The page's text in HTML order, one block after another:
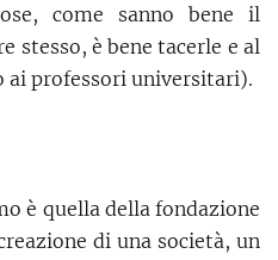
come sanno bene il
stesso, è bene tacerle e al
professori universitari).
è quella della fondazione
di una società, un